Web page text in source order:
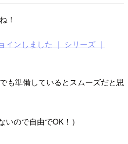
！
インしました ｜ シリーズ ｜
も準備しているとスムーズだと思
いので自由でOK！）